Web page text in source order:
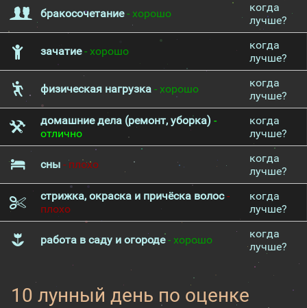
бракосочетание- хорошо
когда
лучше?
зачатие- хорошо
когда
лучше?
физическая нагрузка - хорошо
когда
лучше?
домашние дела (ремонт, уборка) -
отлично
когда
лучше?
сны - плохо
когда
лучше?
стрижка, окраска и причёска волос-
плохо
когда
лучше?
работа в саду и огороде- хорошо
когда
лучше?
10 лунный день по оценке